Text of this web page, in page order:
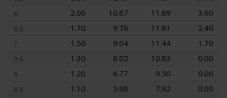
6 2.00 10.67 11.89 3.60
6.5 1.70 9.76 11.81 2.40
7 1.50 9.04 11.44 1.70
7.5 1.30 8.02 10.83 0.00
8 1.20 6.77 9.50 0.00
8.5 1.10 5.68 7.92 0.00